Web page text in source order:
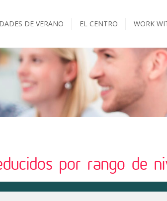
DE VERANO EL CENTRO WORK
por rango de